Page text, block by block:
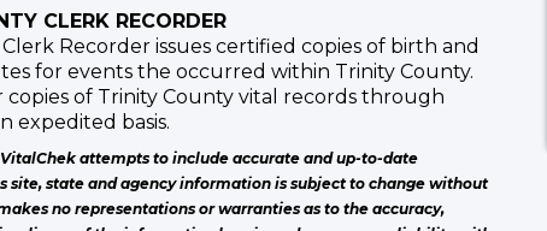
CLERK RECORDER
Recorder issues certified copies of birth and
for events the occurred within Trinity County.
copies of Trinity County vital records through
expedited basis.
VitalChek attempts to include accurate and up-to-date
site, state and agency information is subject to change without
no representations or warranties as to the accuracy,